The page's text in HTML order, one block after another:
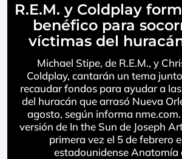
R.E.M. y Coldplay
benéfico para
víctimas del
Michael Stipe, de R.E.M., y
Coldplay, cantarán un tema
recaudar fondos para ayudar a
del huracán que arrasó Nueva
agosto, según informa
versión de In the Sun de Joseph
primera vez el 5 de febrero
estadounidense Anatomía